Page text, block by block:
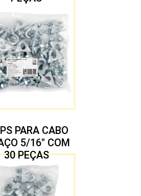
PARA CABO
5/16″ COM
30 PEÇAS